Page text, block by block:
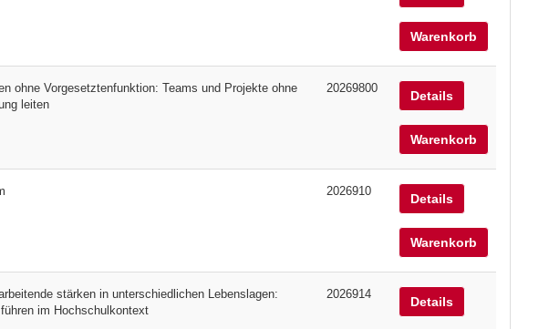
Warenkorb
ohne Vorgesetztenfunktion: Teams und Projekte ohne
leiten
20269800
Details
Warenkorb
2026910
Details
Warenkorb
stärken in unterschiedlichen Lebenslagen:
im Hochschulkontext
2026914
Details